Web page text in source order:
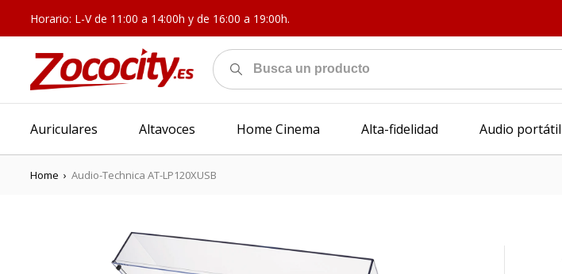
Horario: L-V de 11:00 a 14:00h y de 16:00 a 19:00h.
Auriculares Altavoces Home Cinema Alta-fidelidad Audio portátil
Home › Audio-Technica AT-LP120XUSB